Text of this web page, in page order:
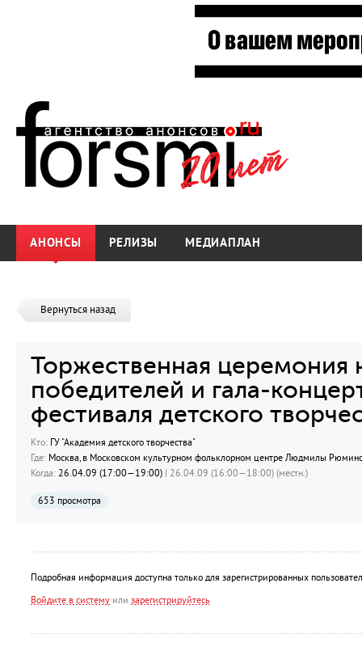
АНОНСЫ РЕЛИЗЫ МЕДИАПЛАН
Вернуться назад
Торжественная церемония
победителей и гала-
фестиваля детского
Кто: ГУ "Академия детского творчества"
Где: Москва, в Московском культурном фольклорном центре Людмилы
Когда: 26.04.09 (17:00—19:00) | 26.04.09 (16:00—18:00) (местн.)
653 просмотра
Подробная информация доступна только для зарегистрированных
Войдите в систему или зарегистрируйтесь